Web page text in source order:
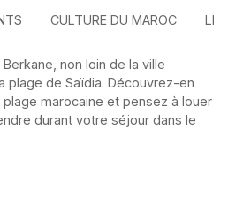
CULTURE DU MAROC
non loin de la ville
plage de Saïdia. Découvrez-en
marocaine et pensez à louer
durant votre séjour dans le